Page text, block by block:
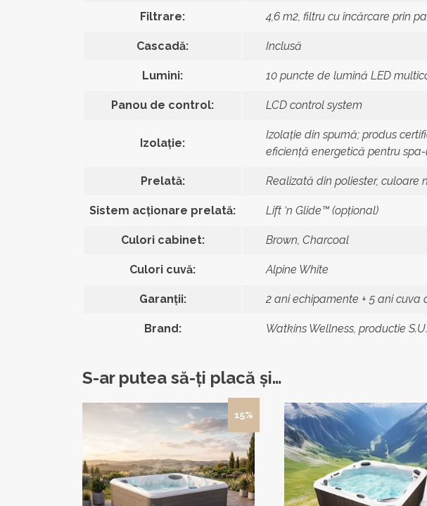
Filtrare: 4,6 m2, filtru cu încărcare prin
Cascadă: Inclusă
Lumini: 10 puncte de lumină LED
Panou de control: LCD control system
Izolație:
Izolație din spumă; produs
eficiență energetică pentru spa-
Prelată: Realizată din poliester, culoare
Sistem acționare prelată: Lift ‘n Glide™ (opţional)
Culori cabinet: Brown, Charcoal
Culori cuvă: Alpine White
Garanții: 2 ani echipamente + 5 ani cuva
Brand: Watkins Wellness, productie
S-ar putea să-ți placă și…
15%